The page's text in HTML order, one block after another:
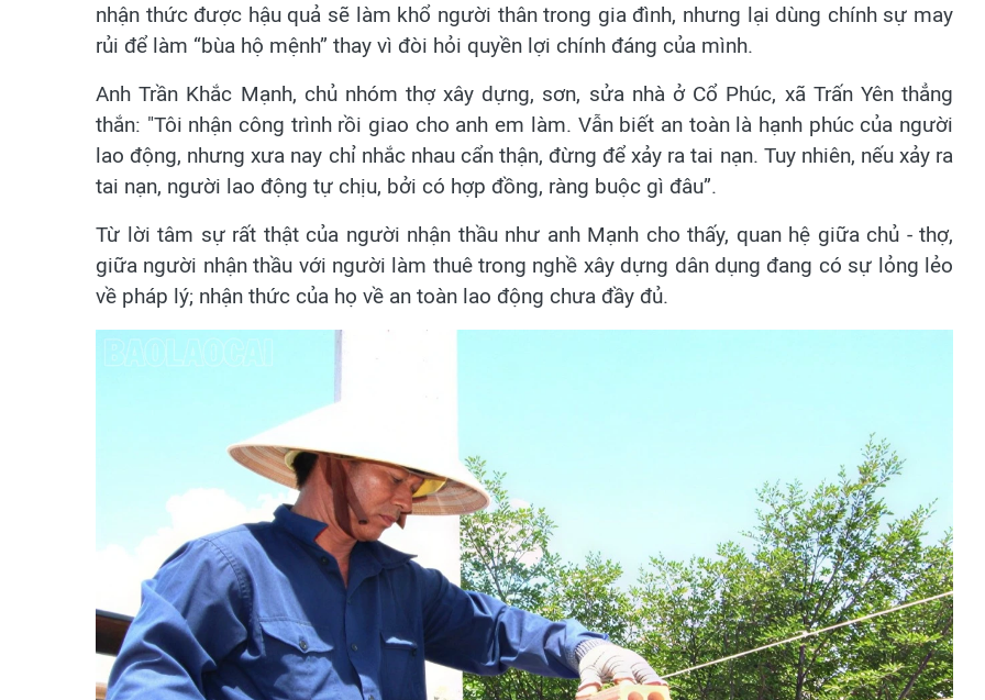
nhận thức được hậu quả sẽ làm khổ người thân trong gia đình, nhưng lại dùng chính sự may
rủi để làm “bùa hộ mệnh” thay vì đòi hỏi quyền lợi chính đáng của mình.
Anh Trần Khắc Mạnh, chủ nhóm thợ xây dựng, sơn, sửa nhà ở Cổ Phúc, xã Trấn Yên thẳng
thắn: "Tôi nhận công trình rồi giao cho anh em làm. Vẫn biết an toàn là hạnh phúc của người
lao động, nhưng xưa nay chỉ nhắc nhau cẩn thận, đừng để xảy ra tai nạn. Tuy nhiên, nếu xảy ra
tai nạn, người lao động tự chịu, bởi có hợp đồng, ràng buộc gì đâu”.
Từ lời tâm sự rất thật của người nhận thầu như anh Mạnh cho thấy, quan hệ giữa chủ - thợ,
giữa người nhận thầu với người làm thuê trong nghề xây dựng dân dụng đang có sự lỏng lẻo
về pháp lý; nhận thức của họ về an toàn lao động chưa đầy đủ.